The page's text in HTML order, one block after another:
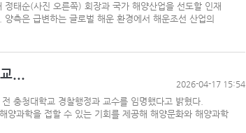
태순(사진 오른쪽) 회장과 국가 해양산업을 선도할 인재
측은 급변하는 글로벌 해운 환경에서 해운조선 산업의
...
2026-04-17 15:54
충청대학교 경찰행정과 교수를 임명했다고 밝혔다.
양과학을 접할 수 있는 기회를 제공해 해양문화와 해양과학